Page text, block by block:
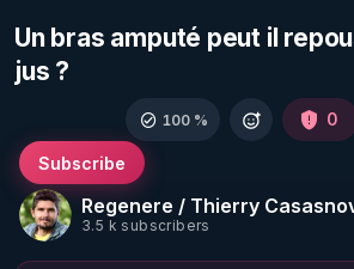
Un bras amputé peut il
jus ?
Regenere / Thierry
3.5 k subscribers
Subscribe
100 % 0